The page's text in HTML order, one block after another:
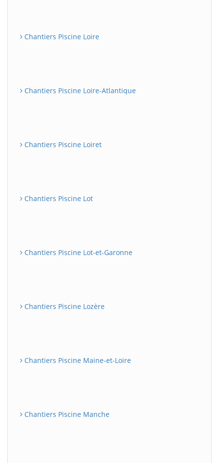
Chantiers Piscine Loire
Chantiers Piscine Loire-Atlantique
Chantiers Piscine Loiret
Chantiers Piscine Lot
Chantiers Piscine Lot-et-Garonne
Chantiers Piscine Lozère
Chantiers Piscine Maine-et-Loire
Chantiers Piscine Manche